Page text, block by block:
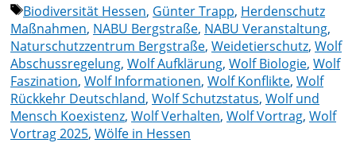
Schlagwörter
Biodiversität Hessen, Günter Trapp, Herdenschutz
Maßnahmen, NABU Bergstraße, NABU Veranstaltung,
Naturschutzzentrum Bergstraße, Weidetierschutz, Wolf
Abschussregelung, Wolf Aufklärung, Wolf Biologie, Wolf
Faszination, Wolf Informationen, Wolf Konflikte, Wolf
Rückkehr Deutschland, Wolf Schutzstatus, Wolf und
Mensch Koexistenz, Wolf Verhalten, Wolf Vortrag, Wolf
Vortrag 2025, Wölfe in Hessen